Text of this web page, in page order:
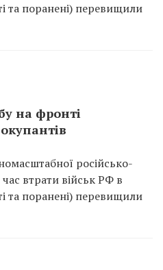
та поранені) перевищили
на фронті
російсько-
втрати військ РФ в
та поранені) перевищили